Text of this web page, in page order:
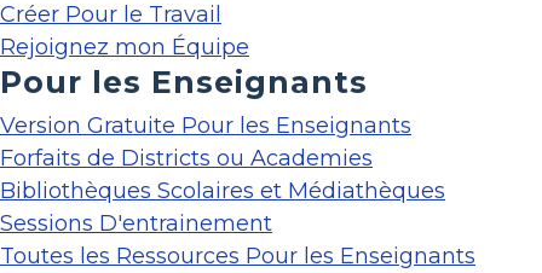
Créer Pour le Travail
Rejoignez mon Équipe
Pour les Enseignants
Version Gratuite Pour les Enseignants
Forfaits de Districts ou Academies
Bibliothèques Scolaires et Médiathèques
Sessions D'entrainement
Toutes les Ressources Pour les Enseignants